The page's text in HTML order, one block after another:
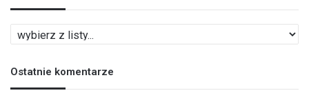
i
t
a
Ostatnie komentarze